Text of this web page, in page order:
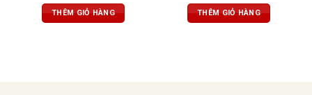
THÊM GIỎ HÀNG
ngọt ngào khi thưởng thức.
THÊM GIỎ HÀNG